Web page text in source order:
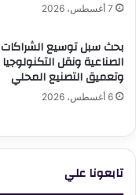
7 أغسطس، 2026
بحث سبل توسيع الشراكات
الصناعية ونقل التكنولوجيا
وتعميق التصنيع المحلي
6 أغسطس، 2026
تابعونا علي